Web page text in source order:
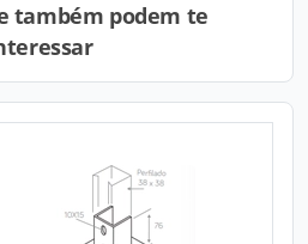
também podem te